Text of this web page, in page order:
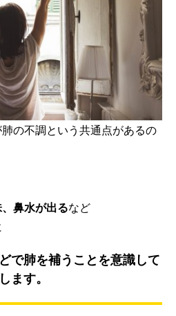
の不調という共通点があるの
鼻水が出るなど
で肺を補うことを意識して
ます。